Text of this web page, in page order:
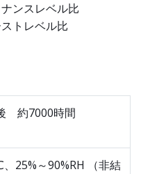
ンスレベル比
トレベル比
約7000時間
25%～90%RH （非結